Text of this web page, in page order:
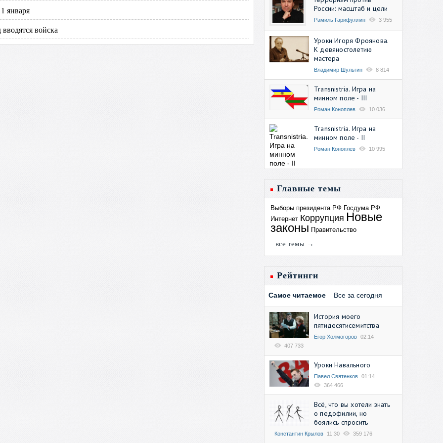
января
войска
России: масштаб и цели
Рамиль Гарифуллин 3 955
Уроки Игоря Фроянова.
К девяностолетию
мастера
Владимир Шульгин 8 814
Transnistria. Игра на
минном поле - III
Роман Коноплев 10 036
Transnistria. Игра на
минном поле - II
Роман Коноплев 10 995
Главные темы
Выборы президента РФ Госдума РФ
Интернет Коррупция Новые
законы Правительство
все темы →
Рейтинги
Самое читаемое Все за сегодня
История моего
пятидесятисемитства
Егор Холмогоров 02:14
407 733
Уроки Навального
Павел Святенков 01:14
364 466
Всё, что вы хотели знать
о педофилии, но
боялись спросить
Константин Крылов 11:30 359 176